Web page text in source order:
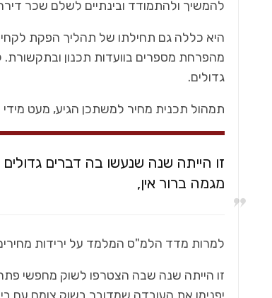
‬להמשיך‭ ‬ולהתמודד‭ ‬ובינתיים‭ ‬לשלם‭ ‬שכר‭ ‬דירה‭.‬
‬גדולים‭.‬
תמהול‭ ‬תכנית‭ ‬מחיר‭ ‬למשתכן‭ ‬הגיע, ‬מעט‭ ‬מידי‭ ‬ומאוחר‭ ‬מידי‭.‬
‬מגמה‭ ‬ברור‭ ‬אין,
למרות‭ ‬מדד‭ ‬הלמ‭"‬ס‭ ‬המלמד‭ ‬על‭ ‬ירידות‭ ‬מחירים‭ ‬מינוריות‭ ‬ולא‭ ‬סופיות‭.‬